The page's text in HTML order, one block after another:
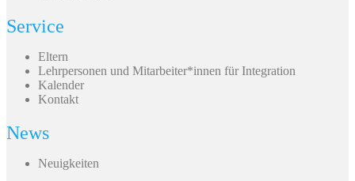
Service
Eltern
Lehrpersonen und Mitarbeiter*innen für Integration
Kalender
Kontakt
News
Neuigkeiten